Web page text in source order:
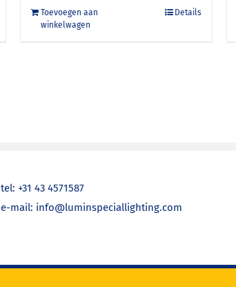
Toevoegen aan
winkelwagen
Details
tel: +31 43 4571587
e-mail: info@luminspeciallighting.com